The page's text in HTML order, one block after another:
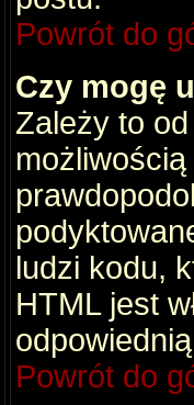
Powrót do
Czy mogę
Zależy to
ludzi kodu,
HTML jest
Powrót do